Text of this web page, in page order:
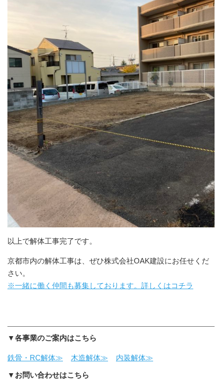
以上で解体工事完了です。
京都市内の解体工事は、ぜひ株式会社OAK建設にお任せくだ
さい。
※一緒に働く仲間も募集しております。詳しくはコチラ
▼各事業のご案内はこちら
鉄骨・RC解体≫ 木造解体≫ 内装解体≫
▼お問い合わせはこちら